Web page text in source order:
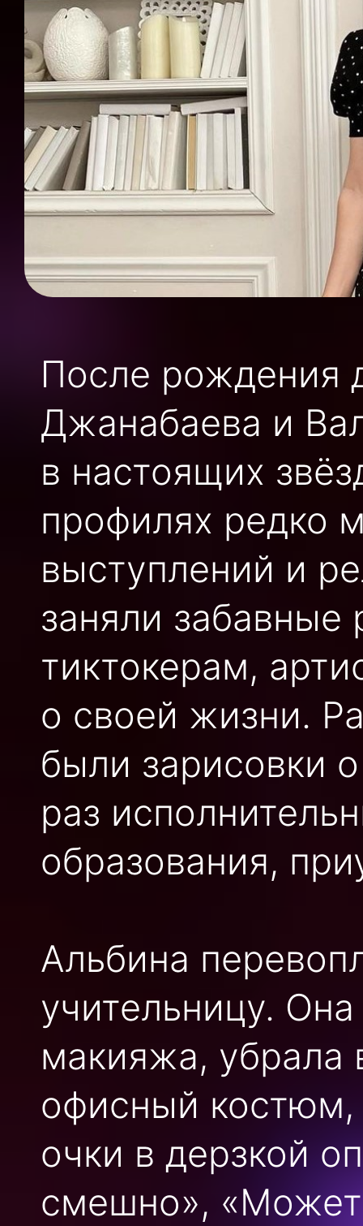
После рождения
Джанабаева и
в настоящих
профилях редко
выступлений и
заняли
тиктокерам,
о своей жизни.
были зарисовки
раз
образования,
Альбина
учительницу.
макияжа, убрала
офисный костюм,
очки в дерзкой
смешно»,